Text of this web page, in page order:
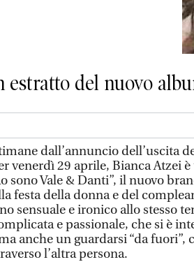
estratto del nuovo
dall’annuncio dell’uscita
venerdì 29 aprile, Bianca Atzei
sono Vale & Danti”, il nuovo
festa della donna e del
sensuale e ironico allo stesso
e passionale, che si è
anche un guardarsi “da fuori”,
l’altra persona.